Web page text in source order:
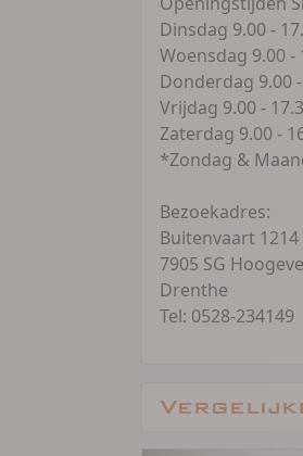
Dinsdag 9.00 -
Woensdag 9.00 -
Donderdag 9.00
Vrijdag 9.00 -
Zaterdag 9.00 -
*Zondag &
Bezoekadres:
Buitenvaart 1214
7905 SG
Drenthe
Tel: 0528-234149